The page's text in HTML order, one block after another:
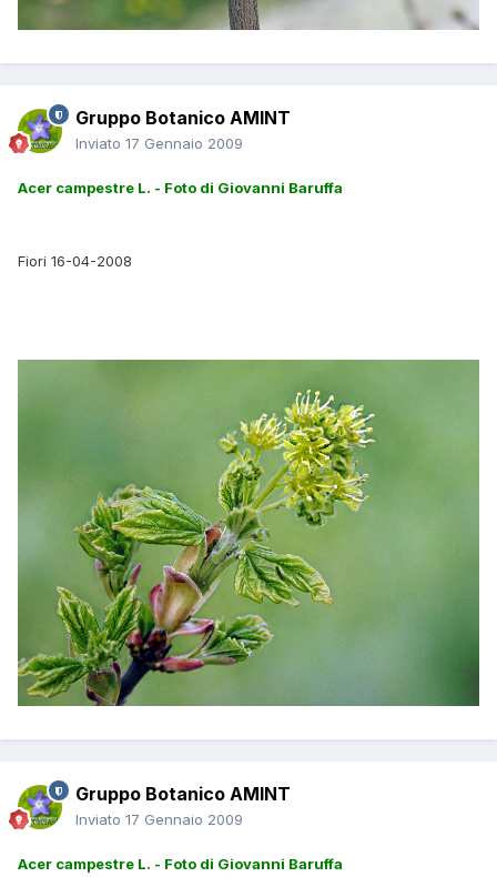
Gruppo Botanico AMINT
Inviato 17 Gennaio 2009
Acer campestre L. - Foto di Giovanni Baruffa
Fiori 16-04-2008
Gruppo Botanico AMINT
Inviato 17 Gennaio 2009
Acer campestre L. - Foto di Giovanni Baruffa